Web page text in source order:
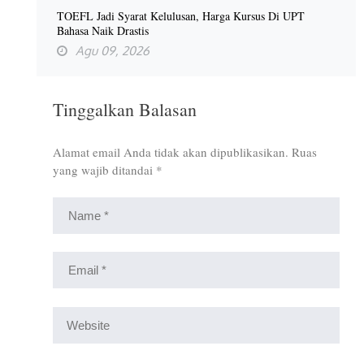
TOEFL Jadi Syarat Kelulusan, Harga Kursus Di UPT
Bahasa Naik Drastis
Agu 09, 2026
Tinggalkan Balasan
Alamat email Anda tidak akan dipublikasikan. Ruas
yang wajib ditandai *